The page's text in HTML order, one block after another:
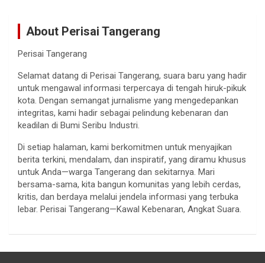
About Perisai Tangerang
Perisai Tangerang
Selamat datang di Perisai Tangerang, suara baru yang hadir
untuk mengawal informasi terpercaya di tengah hiruk-pikuk
kota. Dengan semangat jurnalisme yang mengedepankan
integritas, kami hadir sebagai pelindung kebenaran dan
keadilan di Bumi Seribu Industri.
Di setiap halaman, kami berkomitmen untuk menyajikan
berita terkini, mendalam, dan inspiratif, yang diramu khusus
untuk Anda—warga Tangerang dan sekitarnya. Mari
bersama-sama, kita bangun komunitas yang lebih cerdas,
kritis, dan berdaya melalui jendela informasi yang terbuka
lebar. Perisai Tangerang—Kawal Kebenaran, Angkat Suara.